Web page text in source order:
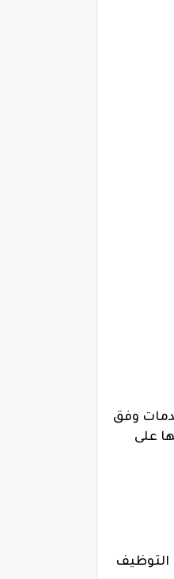
وفق
على
التوظيف